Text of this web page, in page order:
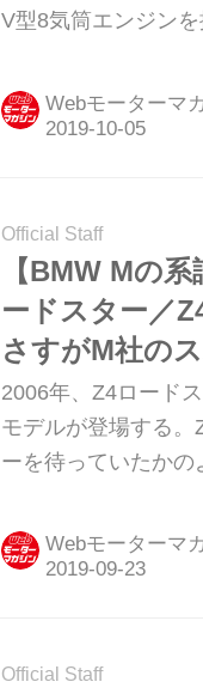
V型8気筒エンジン
がM3か」という声
エンジンは先進的か
Webモーターマ
Official Staff
【BMW Mの
ードスター／
さすがM社の
2006年、Z4ロード
モデルが登場する。
ーを待っていたかの
ツカーたるZ4シリー
える存在だった。
Webモーターマ
Official Staff